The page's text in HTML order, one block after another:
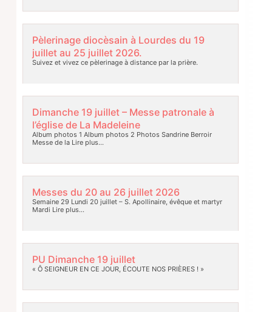
Pèlerinage diocèsain à Lourdes du 19
juillet au 25 juillet 2026.
Suivez et vivez ce pèlerinage à distance par la prière.
Dimanche 19 juillet – Messe patronale à
l’église de La Madeleine
Album photos 1 Album photos 2 Photos Sandrine Berroir
Messe de laLire plus…
Messes du 20 au 26 juillet 2026
Semaine 29 Lundi 20 juillet – S. Apollinaire, évêque et martyr
Mardi Lire plus…
PU Dimanche 19 juillet
« Ô SEIGNEUR EN CE JOUR, ÉCOUTE NOS PRIÈRES ! »